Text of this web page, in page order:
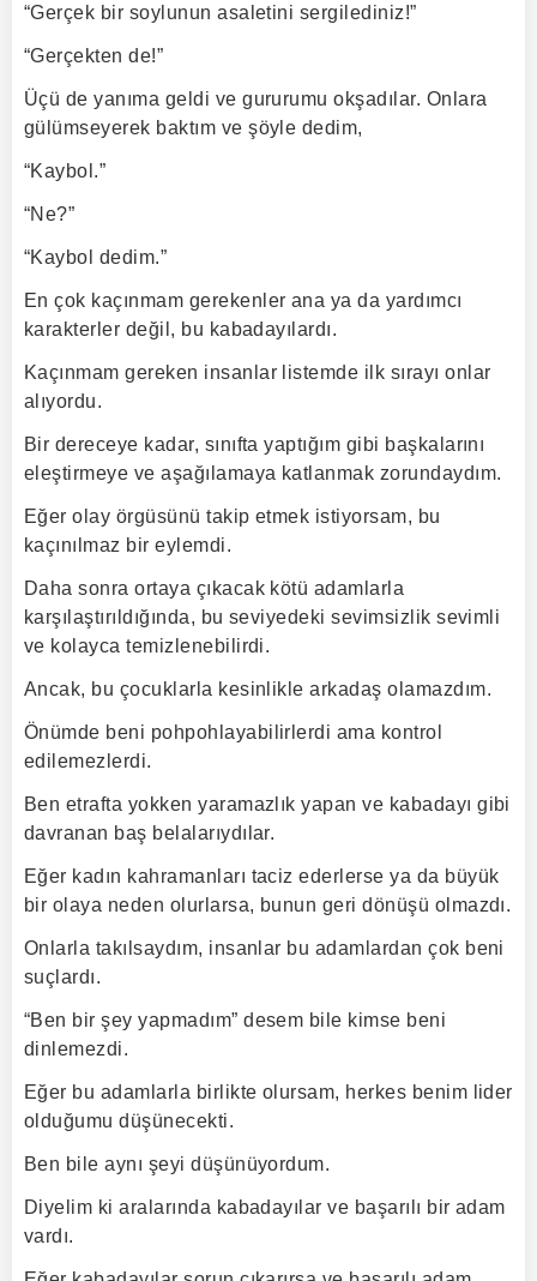
“Gerçek bir soylunun asaletini sergilediniz!”
“Gerçekten de!”
Üçü de yanıma geldi ve gururumu okşadılar. Onlara
gülümseyerek baktım ve şöyle dedim,
“Kaybol.”
“Ne?”
“Kaybol dedim.”
En çok kaçınmam gerekenler ana ya da yardımcı
karakterler değil, bu kabadayılardı.
Kaçınmam gereken insanlar listemde ilk sırayı onlar
alıyordu.
Bir dereceye kadar, sınıfta yaptığım gibi başkalarını
eleştirmeye ve aşağılamaya katlanmak zorundaydım.
Eğer olay örgüsünü takip etmek istiyorsam, bu
kaçınılmaz bir eylemdi.
Daha sonra ortaya çıkacak kötü adamlarla
karşılaştırıldığında, bu seviyedeki sevimsizlik sevimli
ve kolayca temizlenebilirdi.
Ancak, bu çocuklarla kesinlikle arkadaş olamazdım.
Önümde beni pohpohlayabilirlerdi ama kontrol
edilemezlerdi.
Ben etrafta yokken yaramazlık yapan ve kabadayı gibi
davranan baş belalarıydılar.
Eğer kadın kahramanları taciz ederlerse ya da büyük
bir olaya neden olurlarsa, bunun geri dönüşü olmazdı.
Onlarla takılsaydım, insanlar bu adamlardan çok beni
suçlardı.
“Ben bir şey yapmadım” desem bile kimse beni
dinlemezdi.
Eğer bu adamlarla birlikte olursam, herkes benim lider
olduğumu düşünecekti.
Ben bile aynı şeyi düşünüyordum.
Diyelim ki aralarında kabadayılar ve başarılı bir adam
vardı.